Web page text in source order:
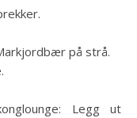
på strå.
Legg ut